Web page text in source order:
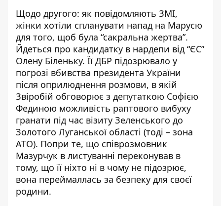
Щодо другого: як повідомляють ЗМІ,
жінки хотіли спланувати напад на Марусю
для того, щоб була “сакральна жертва”.
Йдеться про кандидатку в нардепи від “ЄС”
Олену Біленьку. Її ДБР підозрювало у
погрозі вбивства президента України
після оприлюднення розмови, в якій
Звіробій обговорює з депутаткою Софією
Фединою можливість раптового вибуху
гранати під час візиту Зеленського до
Золотого Луганської області (тоді – зона
АТО). Попри те, що співрозмовник
Мазурчук в листуванні переконував в
тому, що її ніхто ні в чому не підозрює,
вона переймаллась за безпеку для своєї
родини.